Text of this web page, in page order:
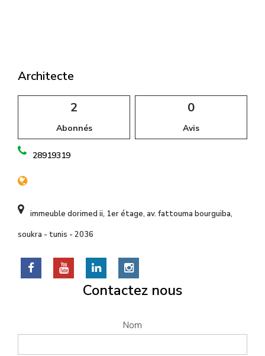
Architecte
2
Abonnés
0
Avis
28919319
immeuble dorimed ii, 1er étage, av. fattouma bourguiba,
soukra - tunis - 2036
Contactez nous
Nom